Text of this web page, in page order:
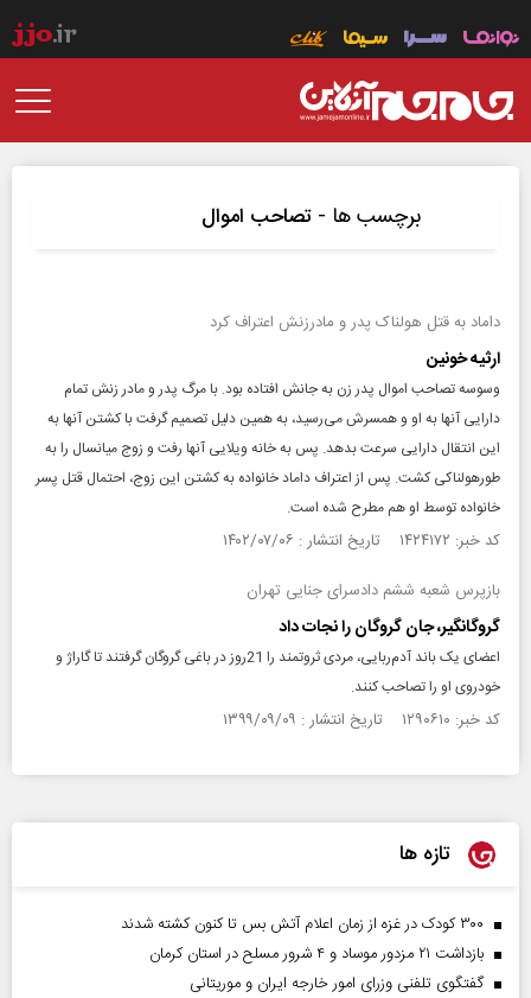
برچسب ها - تصاحب اموال
داماد به قتل هولناک پدر و مادرزنش اعتراف کرد
ارثیه خونین
وسوسه تصاحب اموال پدر زن به جانش افتاده بود‌. با مرگ پدر و مادر زنش تمام
دارایی آنها به او و همسرش می‌رسید، به همین دلیل تصمیم گرفت با کشتن آنها به
این انتقال دارایی سرعت بدهد. پس به خانه ویلایی آنها رفت و زوج میانسال را به
طورهولناکی کشت. پس از اعتراف داماد خانواده به کشتن این زوج‌، احتمال قتل پسر
خانواده توسط او هم مطرح شده است‌.
کد خبر: ۱۴۲۴۱۷۲ تاریخ انتشار : ۱۴۰۲/۰۷/۰۶
بازپرس شعبه ششم دادسرای جنایی تهران
گروگانگیر، جان گروگان را نجات داد
اعضای یک باند آدم‌ربایی، مردی ثروتمند را 21روز در باغی گروگان گرفتند تا گاراژ و
خودروی او را تصاحب کنند.
کد خبر: ۱۲۹۰۶۱۰ تاریخ انتشار : ۱۳۹۹/۰۹/۰۹
تازه ها
۳۰۰ کودک در غزه از زمان اعلام آتش بس تا کنون کشته شدند
بازداشت ۲۱ مزدور موساد و ۴ شرور مسلح در استان کرمان
گفتگوی تلفنی وزرای امور خارجه ایران و موریتانی